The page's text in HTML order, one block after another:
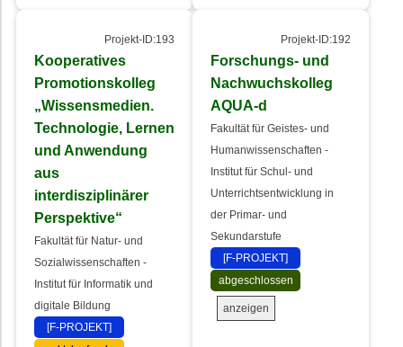
Projekt-ID:193
Kooperatives
Promotionskolleg
„Wissensmedien.
Technologie, Lernen
und Anwendung
aus
interdisziplinärer
Perspektive“
Fakultät für Natur- und
Sozialwissenschaften -
Institut für Informatik und
digitale Bildung
[F-PROJEKT]
Projekt-ID:192
Forschungs- und
Nachwuchskolleg
AQUA-d
Fakultät für Geistes- und
Humanwissenschaften -
Institut für Schul- und
Unterrichtsentwicklung in
der Primar- und
Sekundarstufe
[F-PROJEKT]
abgeschlossen
anzeigen